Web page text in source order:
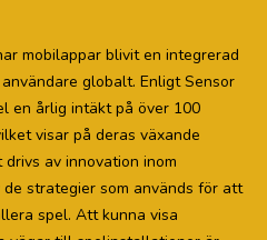
mobilappar blivit en integrerad
globalt. Enligt Sensor
en årlig intäkt på över 100
visar på deras växande
av innovation inom
strategier som används för att
spel. Att kunna visa